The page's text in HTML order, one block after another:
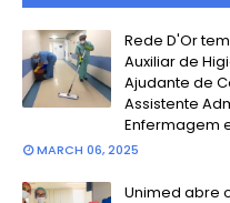
Rede D'Or
Auxiliar de
Ajudante de
Assistente
Enfermagem
MARCH 06, 2025
Unimed abre